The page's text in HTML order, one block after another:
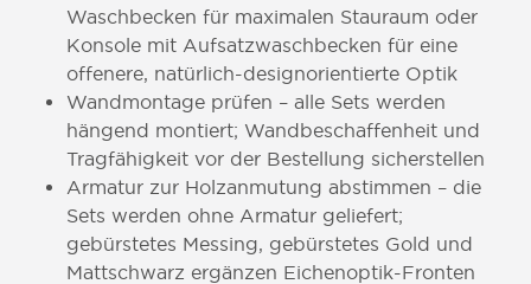
Waschbecken für maximalen Stauraum oder
Konsole mit Aufsatzwaschbecken für eine
offenere, natürlich-designorientierte Optik
Wandmontage prüfen – alle Sets werden
hängend montiert; Wandbeschaffenheit und
Tragfähigkeit vor der Bestellung sicherstellen
Armatur zur Holzanmutung abstimmen – die
Sets werden ohne Armatur geliefert;
gebürstetes Messing, gebürstetes Gold und
Mattschwarz ergänzen Eichenoptik-Fronten